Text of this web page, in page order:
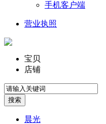
手机客户端
营业执照
宝贝
店铺
晨光